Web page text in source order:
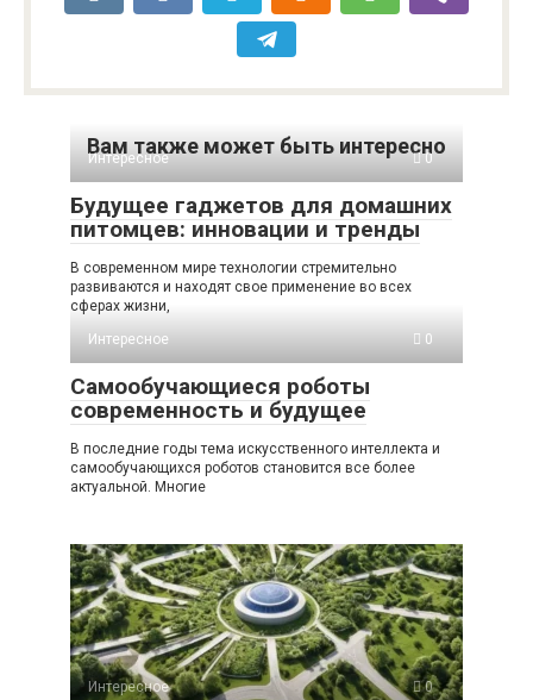
Вам также может быть интересно
Интересное 0
Будущее гаджетов для домашних
питомцев: инновации и тренды
В современном мире технологии стремительно
развиваются и находят свое применение во всех
сферах жизни,
Интересное
0
Самообучающиеся роботы
современность и будущее
В последние годы тема искусственного интеллекта и
самообучающихся роботов становится все более
актуальной. Многие
Интересное 0